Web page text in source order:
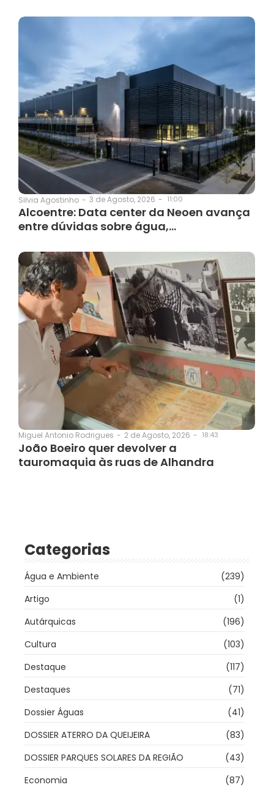
Silvia Agostinho - 3 de Agosto, 2026 - 11:00
Alcoentre: Data center da Neoen avança
entre dúvidas sobre água,…
Miguel Antonio Rodrigues - 2 de Agosto, 2026 - 18:43
João Boeiro quer devolver a
tauromaquia às ruas de Alhandra
Categorias
Água e Ambiente
(239)
Artigo
(1)
Autárquicas
(196)
Cultura
(103)
Destaque
(117)
Destaques
(71)
Dossier Águas
(41)
DOSSIER ATERRO DA QUEIJEIRA
(83)
DOSSIER PARQUES SOLARES DA REGIÃO
(43)
Economia
(87)